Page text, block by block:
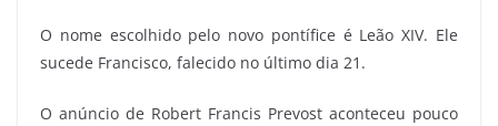
O nome escolhido pelo novo pontífice é Leão XIV. Ele
sucede Francisco, falecido no último dia 21.
O anúncio de Robert Francis Prevost aconteceu pouco